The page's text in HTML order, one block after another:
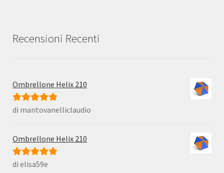
Recensioni Recenti
Ombrellone Helix 210
Valutato5su
di mantovanelliclaudio
Ombrellone Helix 210
Valutato5su
di elisa59e